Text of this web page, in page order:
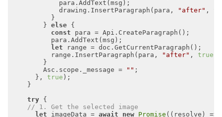
            drawing.InsertParagraph(para,
"after" ,
        }
else
const
let
          range.InsertParagraph(para,
"after" , true
        Asc.scope._message =
""
      },
true
try
// 1. Get the selected image
let imageData = await new Promise ( ( resolve ) =>